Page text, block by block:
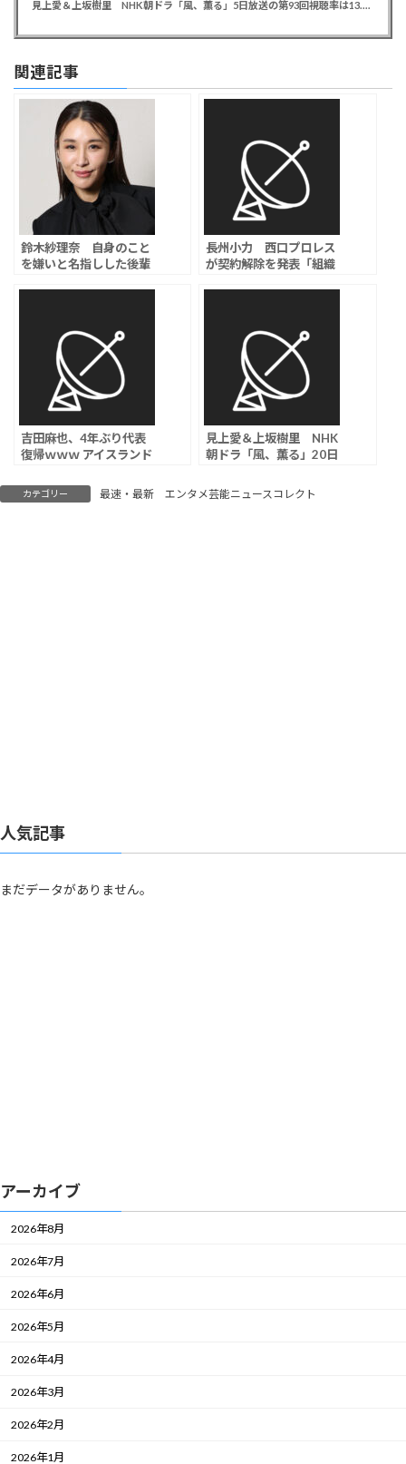
見上愛＆上坂樹里 NHK朝ドラ「風、薫る」5日放送の第93回視聴率は13.5％
関連記事
鈴木紗理奈 自身のこと
を嫌いと名指しした後輩
めやん。次元低い」
長州小力 西口プロレス
が契約解除を発表「組織
吉田麻也、4年ぶり代表
復帰ｗｗｗ アイスランド
見上愛＆上坂樹里 NHK
朝ドラ「風、薫る」20日
14.8％
カテゴリー 最速・最新 エンタメ芸能ニュースコレクト
人気記事
まだデータがありません。
アーカイブ
2026年8月
2026年7月
2026年6月
2026年5月
2026年4月
2026年3月
2026年2月
2026年1月